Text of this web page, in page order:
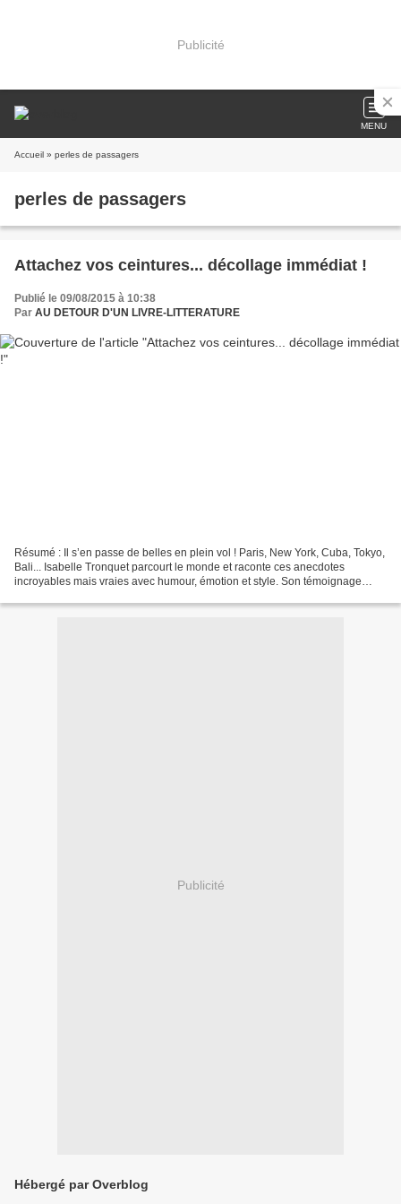
Publicité
MENU
Accueil » perles de passagers
perles de passagers
Attachez vos ceintures... décollage immédiat !
Publié le 09/08/2015 à 10:38
Par AU DETOUR D'UN LIVRE-LITTERATURE
Résumé : Il s’en passe de belles en plein vol ! Paris, New York, Cuba, Tokyo,
Bali... Isabelle Tronquet parcourt le monde et raconte ces anecdotes
incroyables mais vraies avec humour, émotion et style. Son témoignage
Publicité
Hébergé par Overblog